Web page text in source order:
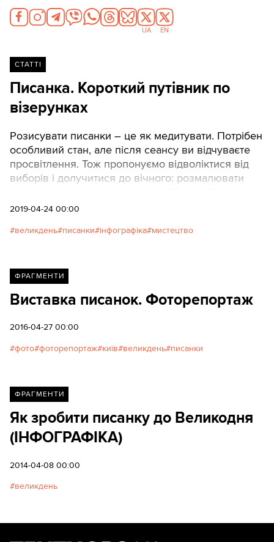
UA EN
СТАТТІ
Писанка. Короткий путівник по
візерунках
Розисувати писанки – це як медитувати. Потрібен
особливий стан, але після сеансу ви відчуваєте
просвітлення. Тож пропонуємо відволіктися від
виборів і долучитися до вічного: розмалювати
матеріалі представлені й давні традиції, і розписи
Надя Кельм
2019-04-24 00:00
великдень писанки інфографіка мистецтво
ФРАГМЕНТИ
Виставка писанок. Фоторепортаж
2016-04-27 00:00
фото фоторепортаж київ великдень писанки
ФРАГМЕНТИ
Як зробити писанку до Великодня
(ІНФОГРАФІКА)
2014-04-08 00:00
великдень